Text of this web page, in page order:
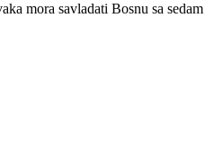
mora savladati Bosnu sa sedam